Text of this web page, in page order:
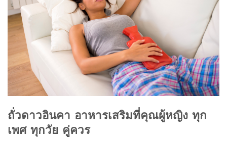
ถั่วดาวอินคา อาหารเสริมที่คุณผู้หญิง ทุก
เพศ ทุกวัย คู่ควร